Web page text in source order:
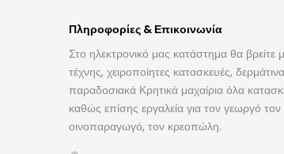
Πληροφορίες & Επικοινωνία
Στο ηλεκτρονικό μας κατάστημα θα βρείτε
τέχνης, χειροποίητες κατασκευές,
παραδοσιακά Κρητικά μαχαίρια όλα
καθώς επίσης εργαλεία για τον γεωργό
οινοπαραγωγό, τον κρεοπώλη.